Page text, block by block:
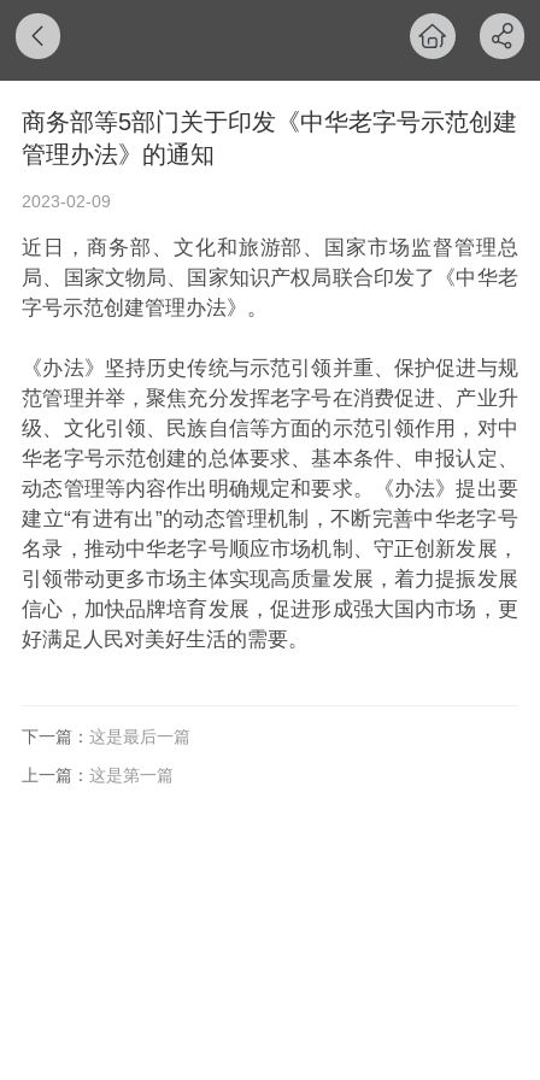
商务部等5部门关于印发《中华老字号示范创建
管理办法》的通知
2023-02-09
近日，商务部、文化和旅游部、国家市场监督管理总
局、国家文物局、国家知识产权局联合印发了《中华老
字号示范创建管理办法》。
《办法》坚持历史传统与示范引领并重、保护促进与规
范管理并举，聚焦充分发挥老字号在消费促进、产业升
级、文化引领、民族自信等方面的示范引领作用，对中
华老字号示范创建的总体要求、基本条件、申报认定、
动态管理等内容作出明确规定和要求。《办法》提出要
建立“有进有出”的动态管理机制，不断完善中华老字号
名录，推动中华老字号顺应市场机制、守正创新发展，
引领带动更多市场主体实现高质量发展，着力提振发展
信心，加快品牌培育发展，促进形成强大国内市场，更
好满足人民对美好生活的需要。
下一篇：这是最后一篇
上一篇：这是第一篇